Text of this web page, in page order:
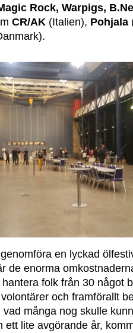
Rock, Warpigs,
CR/AK (Italien), Pohjala
en lyckad
de enorma
folk från 30 något
och framförallt
många nog skulle
ett lite avgörande år,